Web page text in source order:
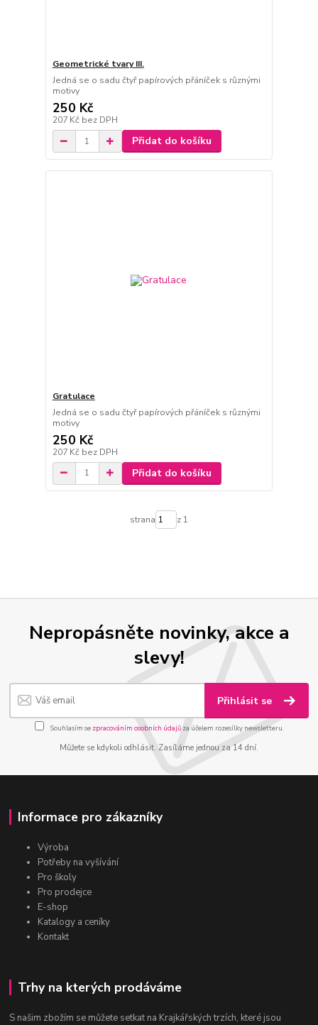
Geometrické tvary III.
Jedná se o sadu čtyř papírových přáníček s různými
motivy
250 Kč
207 Kč bez DPH
Přidat do košíku
Gratulace
Jedná se o sadu čtyř papírových přáníček s různými
motivy
250 Kč
207 Kč bez DPH
Přidat do košíku
strana z 1
Nepropásněte novinky, akce a
slevy!
Přihlásit se
Souhlasím se zpracováním osobních údajůza účelem rozesílky newsletteru.
Můžete se kdykoli odhlásit. Zasíláme jednou za 14 dní.
Informace pro zákazníky
Výroba
Potřeby na vyšívání
Pro školy
Pro prodejce
E-shop
Katalogy a ceníky
Kontakt
Trhy na kterých prodáváme
S našim zbožím se můžete setkat na Krajkářských trzích, které jsou